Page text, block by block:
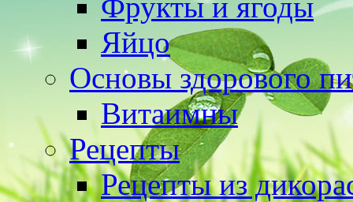
Яйцо
Основы здорового
Витаимны
Рецепты
Рецепты из